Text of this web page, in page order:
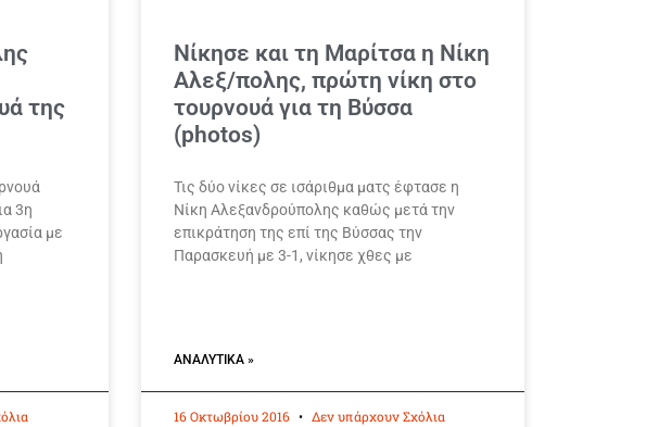
της
3η
με
Νίκησε και τη Μαρίτσα η Νίκη
Αλεξ/πολης, πρώτη νίκη στο
τουρνουά για τη Βύσσα
(photos)
Τις δύο νίκες σε ισάριθμα ματς έφτασε η
Νίκη Αλεξανδρούπολης καθώς μετά την
επικράτηση της επί της Βύσσας την
Παρασκευή με 3-1, νίκησε χθες με
ΑΝΑΛΥΤΙΚΆ »
16 Οκτωβρίου 2016 Δεν υπάρχουν Σχόλια